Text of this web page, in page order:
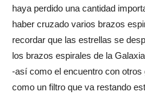
haya perdido una cantidad
haber cruzado varios brazos
recordar que las estrellas se
los brazos espirales de la
-así como el encuentro con
como un filtro que va restando